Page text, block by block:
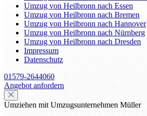
Umzug von Heilbronn nach Essen
Umzug von Heilbronn nach Bremen
Umzug von Heilbronn nach Hannover
Umzug von Heilbronn nach Nürnberg
Umzug von Heilbronn nach Dresden
Impressum
Datenschutz
01579-2644060
Angebot anfordern
Umziehen mit Umzugsunternehmen Müller